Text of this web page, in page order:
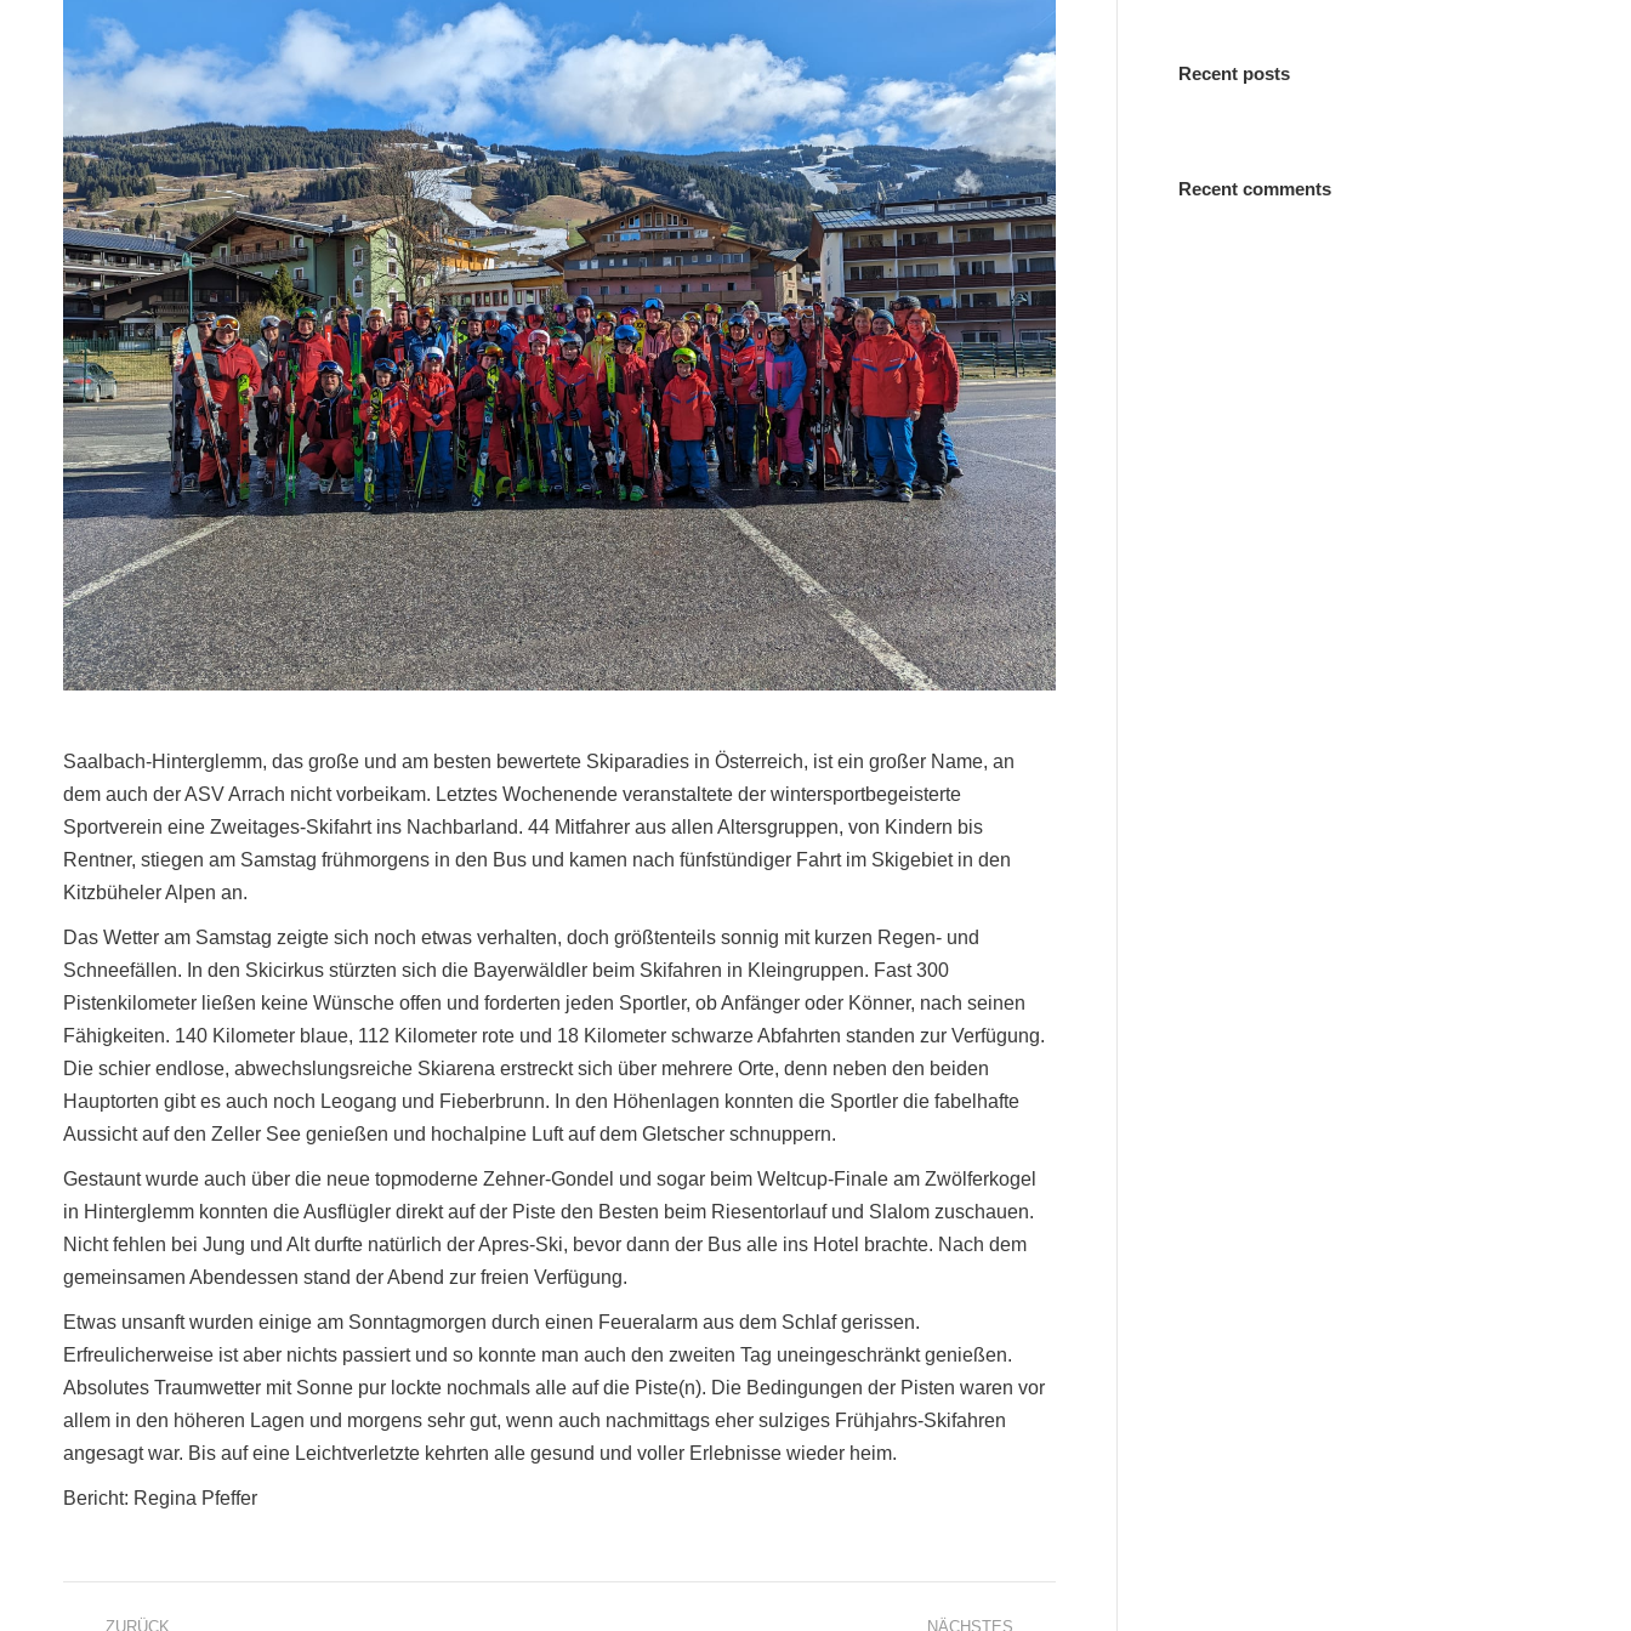
Saalbach-Hinterglemm, das große und am besten bewertete Skiparadies in Österreich, ist ein großer Name, an
dem auch der ASV Arrach nicht vorbeikam. Letztes Wochenende veranstaltete der wintersportbegeisterte
Sportverein eine Zweitages-Skifahrt ins Nachbarland. 44 Mitfahrer aus allen Altersgruppen, von Kindern bis
Rentner, stiegen am Samstag frühmorgens in den Bus und kamen nach fünfstündiger Fahrt im Skigebiet in den
Kitzbüheler Alpen an.
Das Wetter am Samstag zeigte sich noch etwas verhalten, doch größtenteils sonnig mit kurzen Regen- und
Schneefällen. In den Skicirkus stürzten sich die Bayerwäldler beim Skifahren in Kleingruppen. Fast 300
Pistenkilometer ließen keine Wünsche offen und forderten jeden Sportler, ob Anfänger oder Könner, nach seinen
Fähigkeiten. 140 Kilometer blaue, 112 Kilometer rote und 18 Kilometer schwarze Abfahrten standen zur Verfügung.
Die schier endlose, abwechslungsreiche Skiarena erstreckt sich über mehrere Orte, denn neben den beiden
Hauptorten gibt es auch noch Leogang und Fieberbrunn. In den Höhenlagen konnten die Sportler die fabelhafte
Aussicht auf den Zeller See genießen und hochalpine Luft auf dem Gletscher schnuppern.
Gestaunt wurde auch über die neue topmoderne Zehner-Gondel und sogar beim Weltcup-Finale am Zwölferkogel
in Hinterglemm konnten die Ausflügler direkt auf der Piste den Besten beim Riesentorlauf und Slalom zuschauen.
Nicht fehlen bei Jung und Alt durfte natürlich der Apres-Ski, bevor dann der Bus alle ins Hotel brachte. Nach dem
gemeinsamen Abendessen stand der Abend zur freien Verfügung.
Etwas unsanft wurden einige am Sonntagmorgen durch einen Feueralarm aus dem Schlaf gerissen.
Erfreulicherweise ist aber nichts passiert und so konnte man auch den zweiten Tag uneingeschränkt genießen.
Absolutes Traumwetter mit Sonne pur lockte nochmals alle auf die Piste(n). Die Bedingungen der Pisten waren vor
allem in den höheren Lagen und morgens sehr gut, wenn auch nachmittags eher sulziges Frühjahrs-Skifahren
angesagt war. Bis auf eine Leichtverletzte kehrten alle gesund und voller Erlebnisse wieder heim.
Bericht: Regina Pfeffer
ZURÜCK NÄCHSTES
Recent posts
Recent comments